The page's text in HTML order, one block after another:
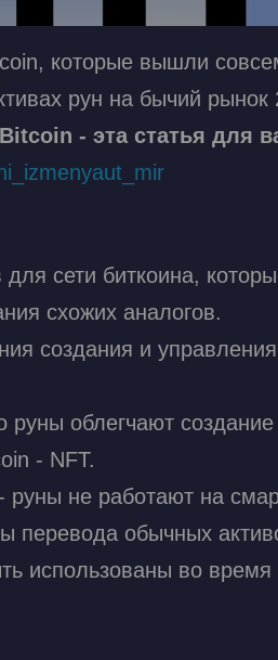
которые вышли
рун на бычий
- эта статья для
сети биткоина,
схожих аналогов.
создания и
руны облегчают
- NFT.
- руны не работают на
перевода обычных
использованы во